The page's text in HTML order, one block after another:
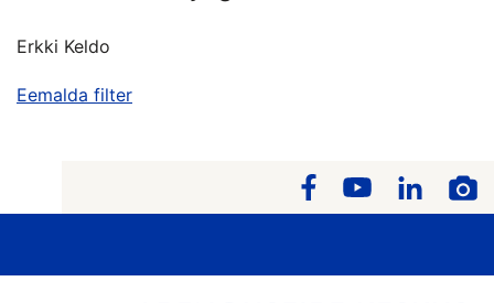
Erkki Keldo
Eemalda filter